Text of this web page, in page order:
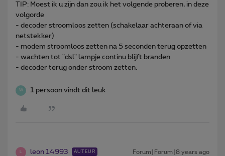
TIP: Moest ik u zijn dan zou ik het volgende proberen, in deze
volgorde
- decoder stroomloos zetten (schakelaar achteraan of via
netstekker)
- modem stroomloos zetten na 5 seconden terug opzetten
- wachten tot "dsl" lampje continu blijft branden
- decoder terug onder stroom zetten.
W 1 persoon vindt dit leuk
L leon 14993 AUTEUR Forum|Forum|8 years ago